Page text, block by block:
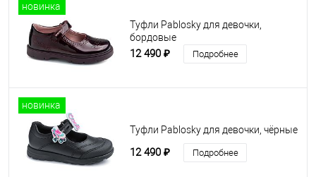
новинка
Туфли Pablosky для девочки,
бордовые
12 490 ₽ Подробнее
новинка
Туфли Pablosky для девочки, чёрные
12 490 ₽ Подробнее